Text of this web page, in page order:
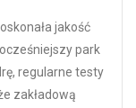
jakość
park
regularne testy
zakładową